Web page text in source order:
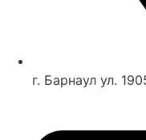
г. Барнаул ул.